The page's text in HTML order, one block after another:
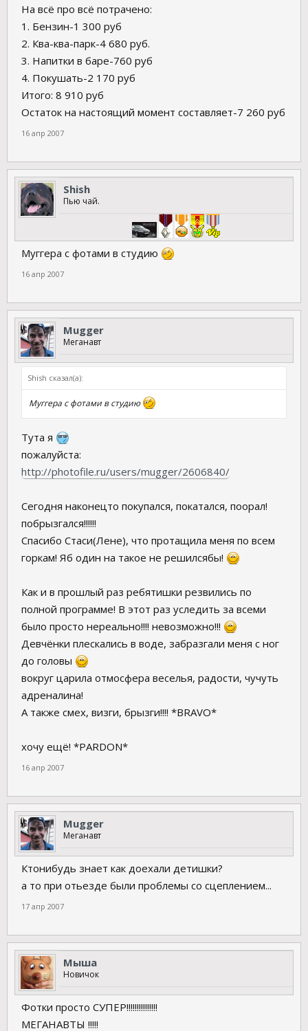
На всё про всё потрачено:
1. Бензин-1 300 руб
2. Ква-ква-парк-4 680 руб.
3. Напитки в баре-760 руб
4. Покушать-2 170 руб
Итого: 8 910 руб
Остаток на настоящий момент составляет-7 260 руб
16 апр 2007
Shish
Пью чай.
Муггера с фотами в студию
16 апр 2007
Mugger
Меганавт
Shish сказал(а):
Муггера с фотами в студию
Тута я
пожалуйста:
http://photofile.ru/users/mugger/2606840/
Сегодня наконецто покупался, покатался, поорал!
побрызгался!!!!!!
Спасибо Стаси(Лене), что протащила меня по всем
горкам! Яб один на такое не решилсябы!
Как и в прошлый раз ребятишки резвились по
полной программе! В этот раз уследить за всеми
было просто нереально!!!! невозможно!!!
Девчёнки плескались в воде, забразгали меня с ног
до головы
вокруг царила отмосфера веселья, радости, чучуть
адреналина!
А также смех, визги, брызги!!!! *BRAVO*
хочу ещё! *PARDON*
16 апр 2007
Mugger
Меганавт
Ктонибудь знает как доехали детишки?
а то при отьезде были проблемы со сцеплением...
17 апр 2007
Мыша
Новичок
Фотки просто СУПЕР!!!!!!!!!!!!!!!
МЕГАНАВТЫ !!!!!